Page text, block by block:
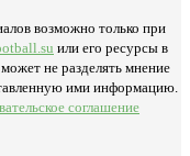
возможно только при
или его ресурсы в
не разделять мнение
ими информацию.
соглашение